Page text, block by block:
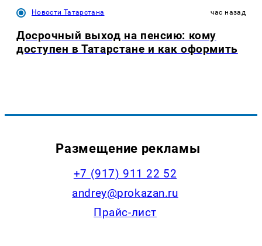
Новости Татарстана час назад
Досрочный выход на пенсию: кому
доступен в Татарстане и как оформить
Размещение рекламы
+7 (917) 911 22 52
andrey@prokazan.ru
Прайс-лист